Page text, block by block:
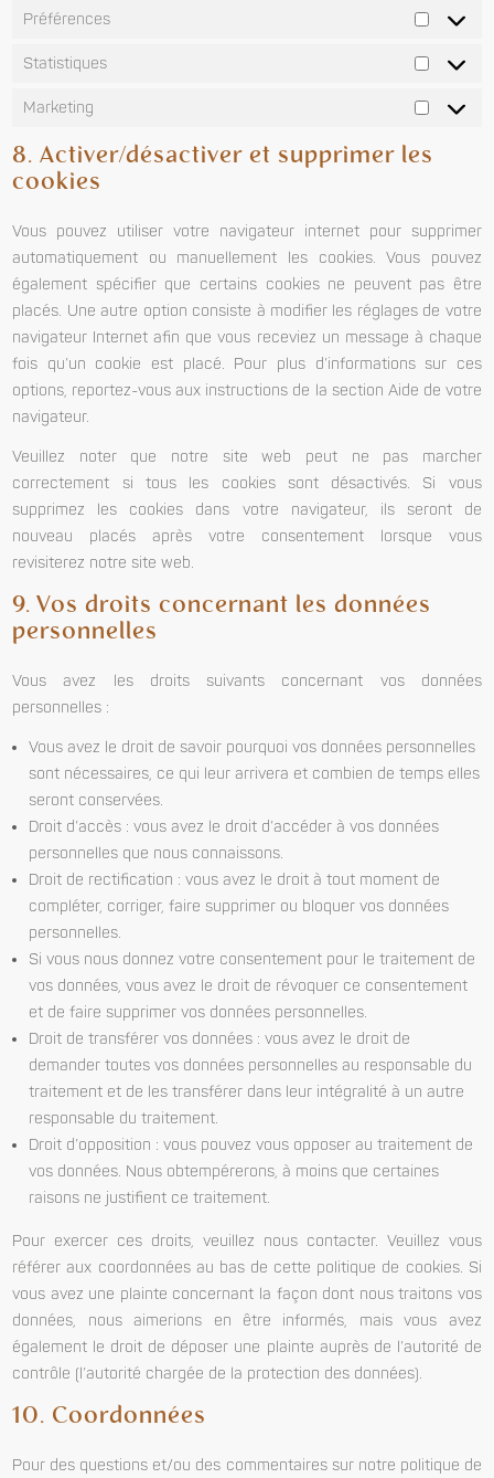
Préférences
Statistiques
Marketing
8. Activer/désactiver et supprimer les
cookies
Vous pouvez utiliser votre navigateur internet pour supprimer
automatiquement ou manuellement les cookies. Vous pouvez
également spécifier que certains cookies ne peuvent pas être
placés. Une autre option consiste à modifier les réglages de votre
navigateur Internet afin que vous receviez un message à chaque
fois qu’un cookie est placé. Pour plus d’informations sur ces
options, reportez-vous aux instructions de la section Aide de votre
navigateur.
Veuillez noter que notre site web peut ne pas marcher
correctement si tous les cookies sont désactivés. Si vous
supprimez les cookies dans votre navigateur, ils seront de
nouveau placés après votre consentement lorsque vous
revisiterez notre site web.
9. Vos droits concernant les données
personnelles
Vous avez les droits suivants concernant vos données
personnelles :
Vous avez le droit de savoir pourquoi vos données personnelles
sont nécessaires, ce qui leur arrivera et combien de temps elles
seront conservées.
Droit d’accès : vous avez le droit d’accéder à vos données
personnelles que nous connaissons.
Droit de rectification : vous avez le droit à tout moment de
compléter, corriger, faire supprimer ou bloquer vos données
personnelles.
Si vous nous donnez votre consentement pour le traitement de
vos données, vous avez le droit de révoquer ce consentement
et de faire supprimer vos données personnelles.
Droit de transférer vos données : vous avez le droit de
demander toutes vos données personnelles au responsable du
traitement et de les transférer dans leur intégralité à un autre
responsable du traitement.
Droit d’opposition : vous pouvez vous opposer au traitement de
vos données. Nous obtempérerons, à moins que certaines
raisons ne justifient ce traitement.
Pour exercer ces droits, veuillez nous contacter. Veuillez vous
référer aux coordonnées au bas de cette politique de cookies. Si
vous avez une plainte concernant la façon dont nous traitons vos
données, nous aimerions en être informés, mais vous avez
également le droit de déposer une plainte auprès de l’autorité de
contrôle (l’autorité chargée de la protection des données).
10. Coordonnées
Pour des questions et/ou des commentaires sur notre politique de